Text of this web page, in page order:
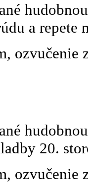
a
ozvučenie
20.
ozvučenie